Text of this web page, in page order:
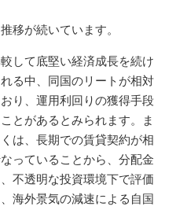
移が続いています。
して底堅い経済成長を続け
る中、同国のリートが相対
り、運用利回りの獲得手段
とがあるとみられます。ま
は、長期での賃貸契約が相
っていることから、分配金
不透明な投資環境下で評価
海外景気の減速による自国